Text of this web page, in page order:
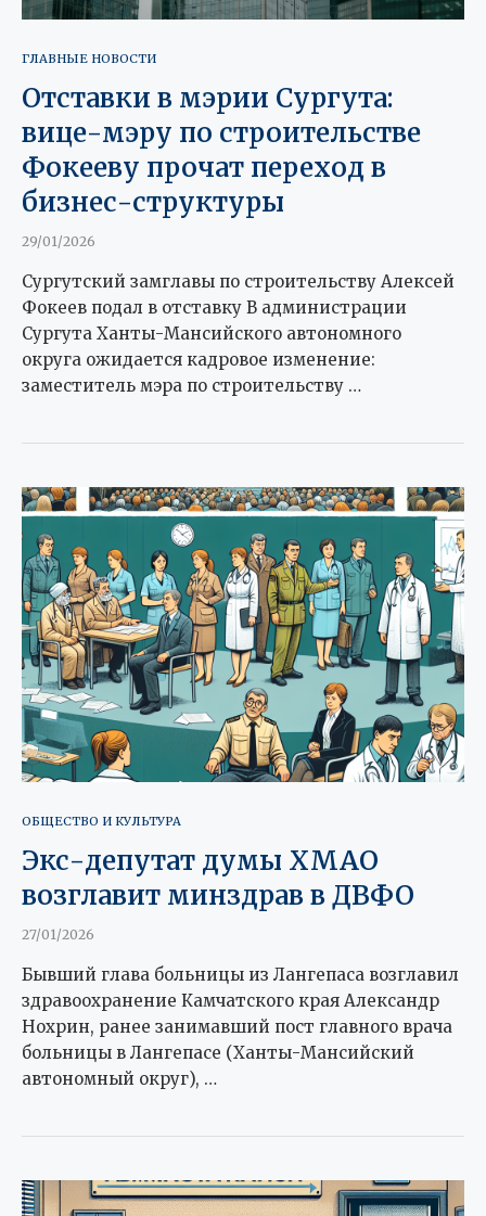
ГЛАВНЫЕ НОВОСТИ
Отставки в мэрии Сургута:
вице-мэру по строительстве
Фокееву прочат переход в
бизнес-структуры
29/01/2026
Сургутский замглавы по строительству Алексей
Фокеев подал в отставку В администрации
Сургута Ханты-Мансийского автономного
округа ожидается кадровое изменение:
заместитель мэра по строительству …
ОБЩЕСТВО И КУЛЬТУРА
Экс-депутат думы ХМАО
возглавит минздрав в ДВФО
27/01/2026
Бывший глава больницы из Лангепаса возглавил
здравоохранение Камчатского края Александр
Нохрин, ранее занимавший пост главного врача
больницы в Лангепасе (Ханты-Мансийский
автономный округ), …